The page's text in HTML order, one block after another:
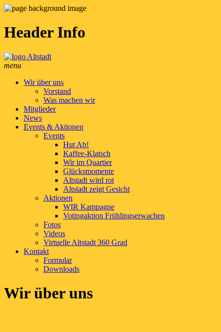
Header Info
menu
Wir über uns
Vorstand
Was machen wir
Mitglieder
News
Events & Aktionen
Events
Hut Ab!
Kaffee-Klatsch
Wir im Quartier
Glücksmomente
Altstadt wird rot
Altstadt zeigt Gesicht
Aktionen
WIR Kampagne
Votingaktion Frühlingserwachen
Fotos
Videos
Virtuelle Altstadt 360 Grad
Kontakt
Formular
Downloads
Wir über uns